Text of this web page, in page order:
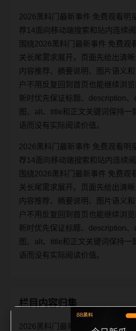
2026黑料门最新事件 免费观看明
荐14面向移动端搜索和站内连续
围绕2026黑料门最新事件 免费观
关长尾需求展开。页面先给出清晰
内容推荐、摘要说明、图片语义
户不用反复回到首页也能继续浏
新时优先保证标题、description
图、alt、title和正文关键词保持一
语而没有实际阅读价值。
2026黑料门最新事件 免费观看明
荐14面向移动端搜索和站内连续
围绕2026黑料门最新事件 免费观
关长尾需求展开。页面先给出清晰
内容推荐、摘要说明、图片语义
户不用反复回到首页也能继续浏
新时优先保证标题、description
图、alt、title和正文关键词保持一
语而没有实际阅读价值。
栏目内容归集
2026黑料门最新事件 免费观看明